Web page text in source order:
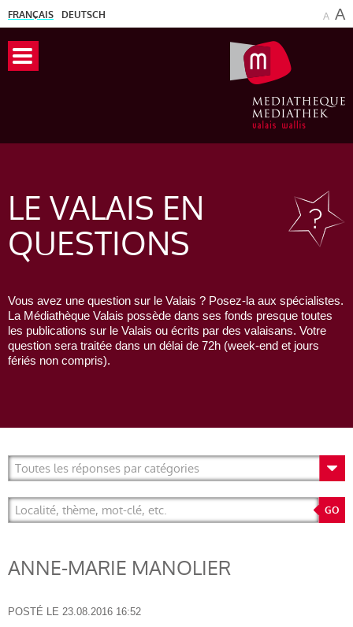
FRANÇAIS DEUTSCH A A
LE VALAIS EN
QUESTIONS
Vous avez une question sur le Valais ? Posez-la aux spécialistes.
La Médiathèque Valais possède dans ses fonds presque toutes
les publications sur le Valais ou écrits par des valaisans. Votre
question sera traitée dans un délai de 72h (week-end et jours
fériés non compris).
ANNE-MARIE MANOLIER
POSTÉ LE 23.08.2016 16:52